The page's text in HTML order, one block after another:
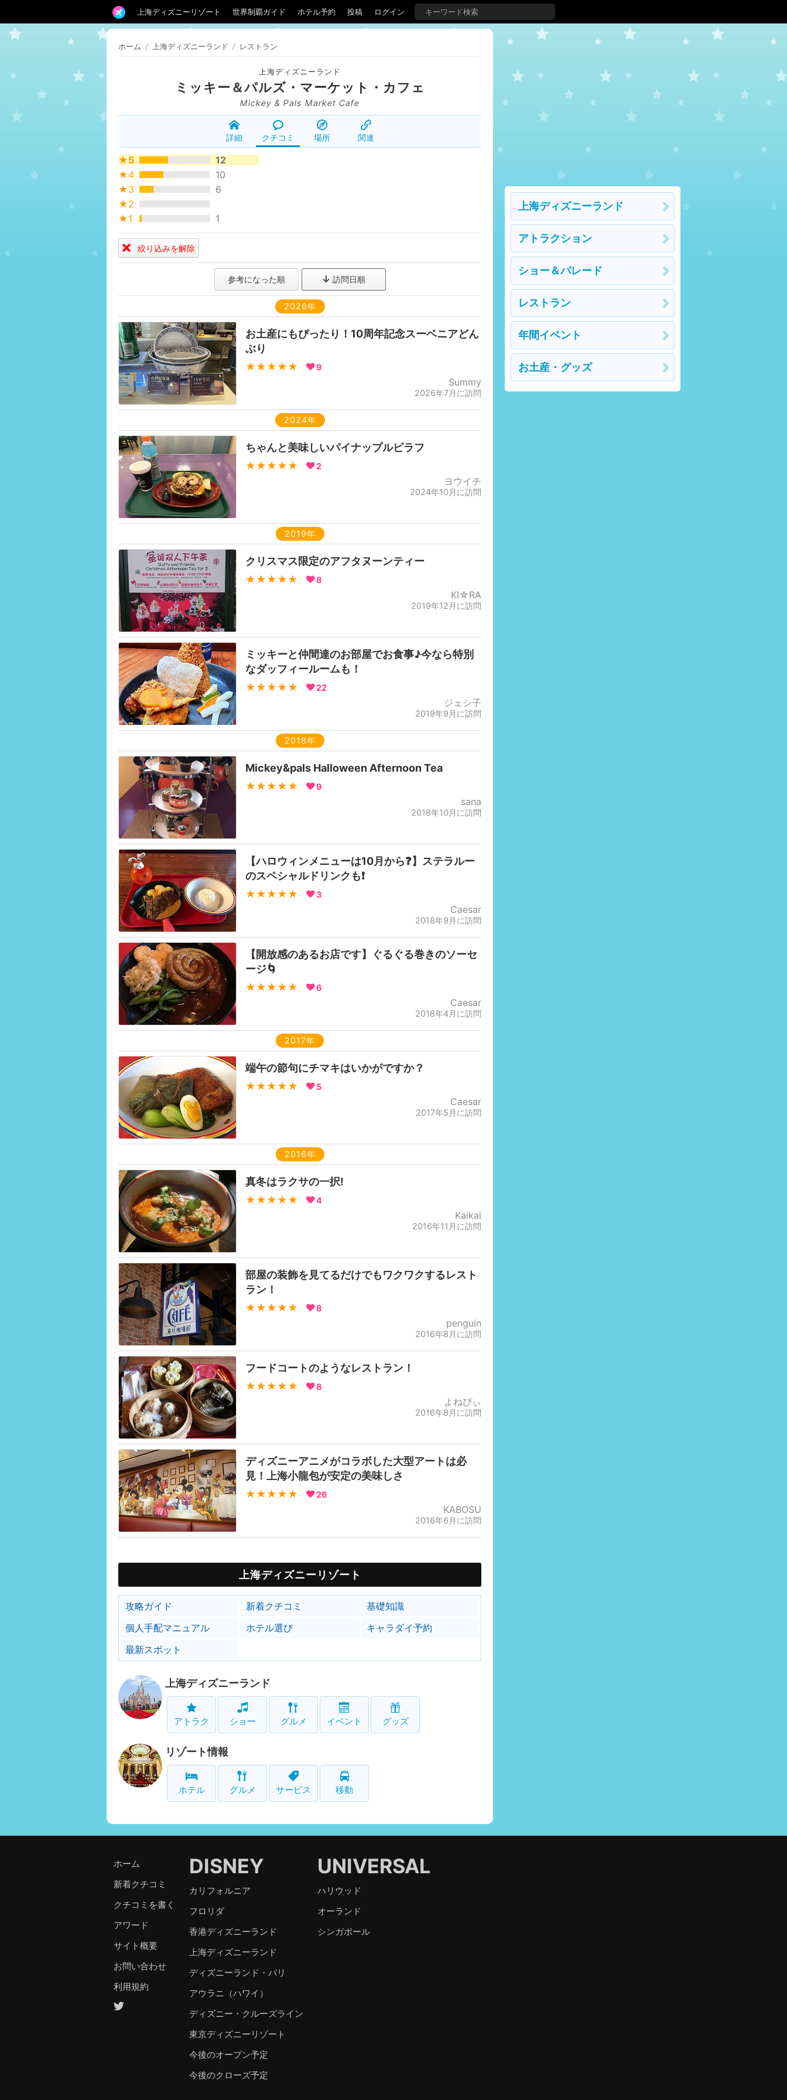
上海ディズニーリゾート 世界制覇ガイド ホテル予約 投稿 ログイン
ホーム / 上海ディズニーランド / レストラン
上海ディズニーランド
ミッキー＆パルズ・マーケット・カフェ
Mickey & Pals Market Cafe
詳細 クチコミ 場所 関連
★5
12
★4
10
★3
6
★2
★1
1
絞り込みを解除
参考になった順 訪問日順
2026年
お土産にもぴったり！10周年記念スーベニアどん
ぶり
★★★★★ 9
Summy
2026年7月に訪問
2024年
ちゃんと美味しいパイナップルピラフ
★★★★★ 2
ヨウイチ
2024年10月に訪問
2019年
クリスマス限定のアフタヌーンティー
★★★★★ 8
KI☆RA
2019年12月に訪問
ミッキーと仲間達のお部屋でお食事♪今なら特別
なダッフィールームも！
★★★★★ 22
ジェシ子
2019年9月に訪問
2018年
Mickey&pals Halloween Afternoon Tea
★★★★★ 9
sana
2018年10月に訪問
【ハロウィンメニューは10月から❓】ステラルー
のスペシャルドリンクも❗️
★★★★★ 3
Caesar
2018年9月に訪問
【開放感のあるお店です】ぐるぐる巻きのソーセ
ージ🌀
★★★★★ 6
Caesar
2018年4月に訪問
2017年
端午の節句にチマキはいかがですか？
★★★★★ 5
Caesar
2017年5月に訪問
2016年
真冬はラクサの一択!
★★★★★ 4
Kaikai
2016年11月に訪問
部屋の装飾を見てるだけでもワクワクするレスト
ラン！
★★★★★ 8
penguin
2016年8月に訪問
フードコートのようなレストラン！
★★★★★ 8
よねぴぃ
2016年8月に訪問
ディズニーアニメがコラボした大型アートは必
見！上海小龍包が安定の美味しさ
★★★★★ 26
KABOSU
2016年6月に訪問
上海ディズニーリゾート
攻略ガイド 新着クチコミ
基礎知識
個人手配マニュアル
ホテル選び
キャラダイ予約
最新スポット
上海ディズニーランド
アトラク ショー グルメ イベント グッズ
リゾート情報
ホテル グルメ サービス 移動
上海ディズニーランド
アトラクション
ショー＆パレード
レストラン
年間イベント
お土産・グッズ
ホーム
新着クチコミ
クチコミを書く
アワード
サイト概要
お問い合わせ
利用規約
DISNEY
カリフォルニア
フロリダ
香港ディズニーランド
上海ディズニーランド
ディズニーランド・パリ
アウラニ（ハワイ）
ディズニー・クルーズライン
東京ディズニーリゾート
今後のオープン予定
今後のクローズ予定
UNIVERSAL
ハリウッド
オーランド
シンガポール